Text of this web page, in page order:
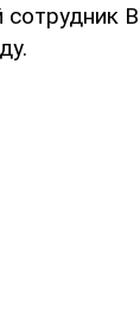
сотрудник